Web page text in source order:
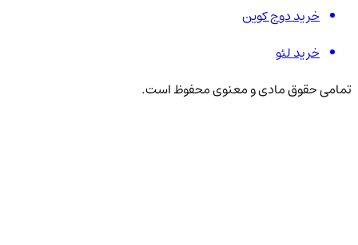
خرید دوج کوین
خرید لئو
تمامی حقوق مادی و معنوی محفوظ است.